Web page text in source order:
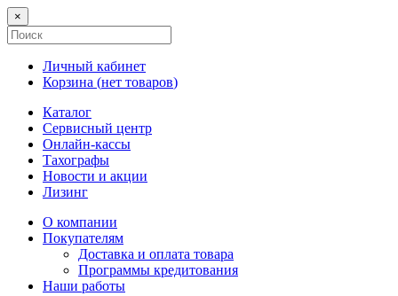
×
Личный кабинет
Корзина (нет товаров)
Каталог
Сервисный центр
Онлайн-кассы
Тахографы
Новости и акции
Лизинг
О компании
Покупателям
Доставка и оплата товара
Программы кредитования
Наши работы